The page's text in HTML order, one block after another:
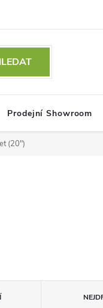
Prodejní Showroom
(20")